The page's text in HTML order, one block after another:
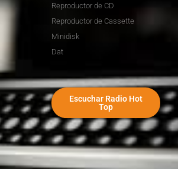
Reproductor de CD
Reproductor de Cassette
Minidisk
Dat
Escuchar Radio Hot
Top